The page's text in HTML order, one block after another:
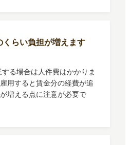
くらい負担が増えます
る場合は人件費はかかりま
用すると賃金分の経費が追
増える点に注意が必要で